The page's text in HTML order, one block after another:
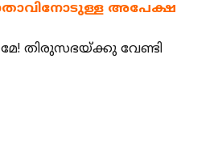
അപേക്ഷ
തിരുസഭയ്ക്കു വേണ്ടി